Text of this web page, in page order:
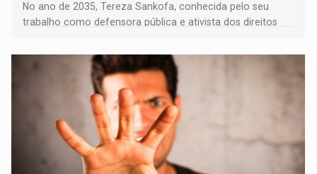
No ano de 2035, Tereza Sankofa, conhecida pelo seu
trabalho como defensora pública e ativista dos direitos
Fundador